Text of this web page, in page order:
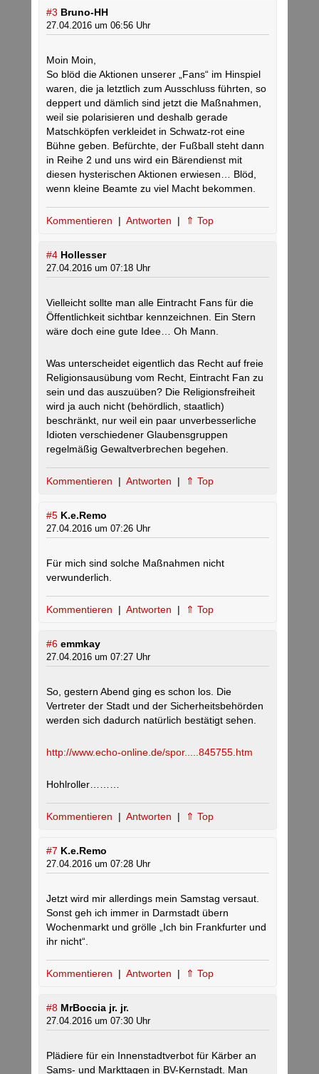
#3 Bruno-HH
27.04.2016 um 06:56 Uhr
Moin Moin,
So blöd die Aktionen unserer „Fans“ im Hinspiel
waren, die ja letztlich zum Ausschluss führten, so
deppert und dämlich sind jetzt die Maßnahmen,
weil sie polarisieren und deshalb gerade
Matschköpfen verkleidet in Schwatz-rot eine
Bühne geben. Befürchte, der Fußball steht dann
in Reihe 2 und uns wird ein Bärendienst mit
diesen hysterischen Aktionen erwiesen… Blöd,
wenn kleine Beamte zu viel Macht bekommen.
Kommentieren | Antworten | ⇑ Top
#4 Hollesser
27.04.2016 um 07:18 Uhr
Vielleicht sollte man alle Eintracht Fans für die
Öffentlichkeit sichtbar kennzeichnen. Ein Stern
wäre doch eine gute Idee… Oh Mann.
Was unterscheidet eigentlich das Recht auf freie
Religionsausübung vom Recht, Eintracht Fan zu
sein und das auszuüben? Die Religionsfreiheit
wird ja auch nicht (behördlich, staatlich)
beschränkt, nur weil ein paar unverbesserliche
Idioten verschiedener Glaubensgruppen
regelmäßig Gewaltverbrechen begehen.
Kommentieren | Antworten | ⇑ Top
#5 K.e.Remo
27.04.2016 um 07:26 Uhr
Für mich sind solche Maßnahmen nicht
verwunderlich.
Kommentieren | Antworten | ⇑ Top
#6 emmkay
27.04.2016 um 07:27 Uhr
So, gestern Abend ging es schon los. Die
Vertreter der Stadt und der Sicherheitsbehörden
werden sich dadurch natürlich bestätigt sehen.
http://www.echo-online.de/spor.....845755.htm
Hohlroller………
Kommentieren | Antworten | ⇑ Top
#7 K.e.Remo
27.04.2016 um 07:28 Uhr
Jetzt wird mir allerdings mein Samstag versaut.
Sonst geh ich immer in Darmstadt übern
Wochenmarkt und grölle „Ich bin Frankfurter und
ihr nicht“.
Kommentieren | Antworten | ⇑ Top
#8 MrBoccia jr. jr.
27.04.2016 um 07:30 Uhr
Plädiere für ein Innenstadtverbot für Kärber an
Sams- und Markttagen in BV-Kernstadt. Man